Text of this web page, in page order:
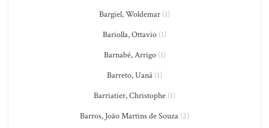
Bargiel, Woldemar (1)
Bariolla, Ottavio (1)
Barnabé, Arrigo(1)
Barreto, Uaná (1)
Barriatier, Christophe (1)
Barros, João Martins de Souza (2)